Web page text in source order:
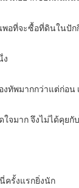
พอที่จะซื้อที่ดินในปัก
ง
ทัพมากกว่าแต่ก่อ
จมาก จึงไม่ได้คุยกั
ครั้งแรกยิ่งนัก